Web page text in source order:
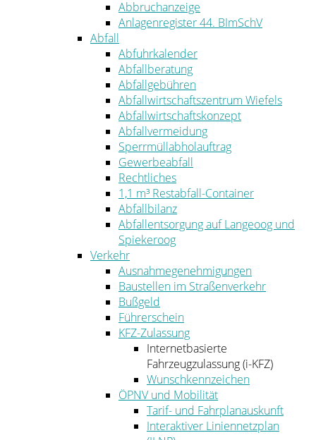
Abbruchanzeige
Anlagenregister 44. BImSchV
Abfall
Abfuhrkalender
Abfallberatung
Abfallgebühren
Abfallwirtschaftszentrum Wiefels
Abfallwirtschaftskonzept
Abfallvermeidung
Sperrmüllabholauftrag
Gewerbeabfall
Rechtliches
1,1 m³ Restabfall-Container
Abfallbilanz
Abfallentsorgung auf Langeoog und
Spiekeroog
Verkehr
Ausnahmegenehmigungen
Baustellen im Straßenverkehr
Bußgeld
Führerschein
KFZ-Zulassung
Internetbasierte
Fahrzeugzulassung (i-KFZ)
Wunschkennzeichen
ÖPNV und Mobilität
Tarif- und Fahrplanauskunft
Interaktiver Liniennetzplan